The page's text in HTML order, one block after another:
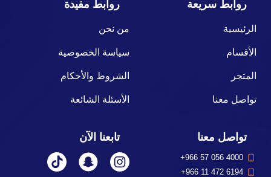
روابط سريعة
الرئيسية
الأقسام
المتجر
تواصل معنا
روابط مفيدة
من نحن
سياسة الخصوصية
الشروط والأحكام
الأسئلة الشائعة
تواصل معنا
+966 57 056 4000
+966 11 472 6194
تابعنا الآن